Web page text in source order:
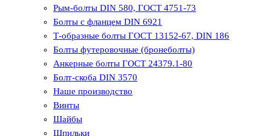
Рым-болты DIN 580, ГОСТ 4751-73
Болты с фланцем DIN 6921
Т-образные болты ГОСТ 13152-67, DIN 186
Болты футеровочные (бронеболты)
Анкерные болты ГОСТ 24379.1-80
Болт-скоба DIN 3570
Наше производство
Винты
Шайбы
Шпильки